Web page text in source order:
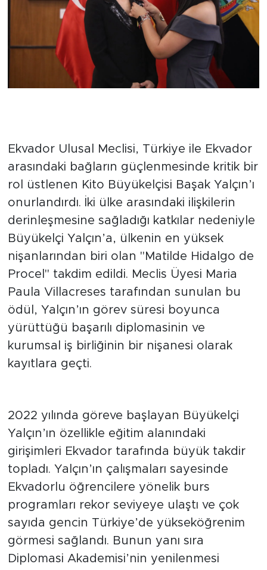
Ekvador Ulusal Meclisi, Türkiye ile Ekvador
arasındaki bağların güçlenmesinde kritik bir
rol üstlenen Kito Büyükelçisi Başak Yalçın’ı
onurlandırdı. İki ülke arasındaki ilişkilerin
derinleşmesine sağladığı katkılar nedeniyle
Büyükelçi Yalçın’a, ülkenin en yüksek
nişanlarından biri olan "Matilde Hidalgo de
Procel" takdim edildi. Meclis Üyesi Maria
Paula Villacreses tarafından sunulan bu
ödül, Yalçın’ın görev süresi boyunca
yürüttüğü başarılı diplomasinin ve
kurumsal iş birliğinin bir nişanesi olarak
kayıtlara geçti.
projeleri
2022 yılında göreve başlayan Büyükelçi
Yalçın’ın özellikle eğitim alanındaki
girişimleri Ekvador tarafında büyük takdir
topladı. Yalçın’ın çalışmaları sayesinde
Ekvadorlu öğrencilere yönelik burs
programları rekor seviyeye ulaştı ve çok
sayıda gencin Türkiye’de yükseköğrenim
görmesi sağlandı. Bunun yanı sıra